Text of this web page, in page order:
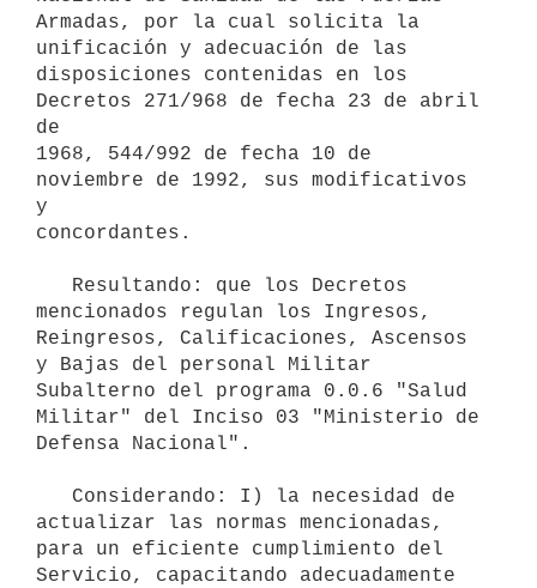
Armadas, por la cual solicita la
unificación y adecuación de las
disposiciones contenidas en los
Decretos 271/968 de fecha 23 de abril
de
1968, 544/992 de fecha 10 de
noviembre de 1992, sus modificativos
y
concordantes.
mencionados regulan los Ingresos,
Reingresos, Calificaciones, Ascensos
y Bajas del personal Militar
Subalterno del programa 0.0.6 "Salud
Militar" del Inciso 03 "Ministerio de
Defensa Nacional".
actualizar las normas mencionadas,
para un eficiente cumplimiento del
Servicio, capacitando adecuadamente